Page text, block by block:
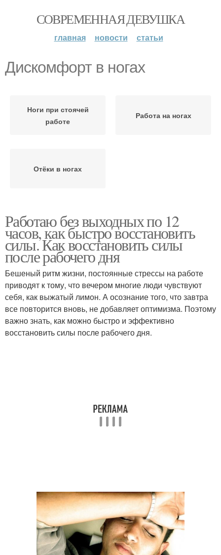
СОВРЕМЕННАЯ ДЕВУШКА
главная новости статьи
Дискомфорт в ногах
Ноги при стоячей
работе
Работа на ногах
Отёки в ногах
Работаю без выходных по 12
часов, как быстро восстановить
силы. Как восстановить силы
после рабочего дня
Бешеный ритм жизни, постоянные стрессы на работе
приводят к тому, что вечером многие люди чувствуют
себя, как выжатый лимон. А осознание того, что завтра
все повторится вновь, не добавляет оптимизма. Поэтому
важно знать, как можно быстро и эффективно
восстановить силы после рабочего дня.